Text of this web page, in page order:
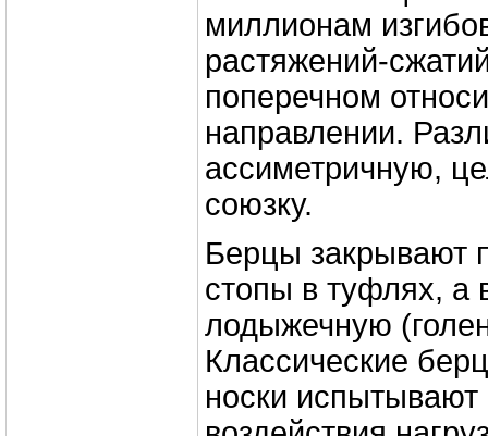
миллионам
растяжений-
поперечном
направлении.
ассиметричную,
союзку.
Берцы закрывают
стопы в туфлях, а
лодыжечную
Классические
носки